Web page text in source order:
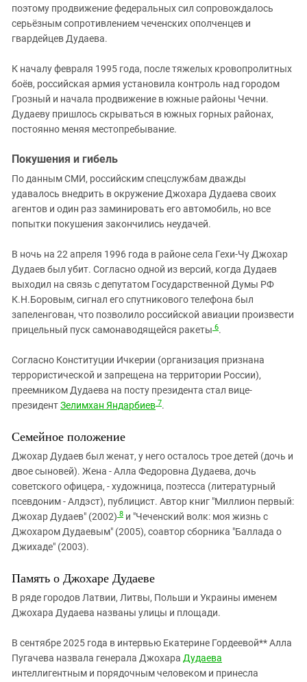
поэтому продвижение федеральных сил сопровождалось
серьёзным сопротивлением чеченских ополченцев и
гвардейцев Дудаева.
К началу февраля 1995 года, после тяжелых кровопролитных
боёв, российская армия установила контроль над городом
Грозный и начала продвижение в южные районы Чечни.
Дудаеву пришлось скрываться в южных горных районах,
постоянно меняя местопребывание.
Покушения и гибель
По данным СМИ, российским спецслужбам дважды
удавалось внедрить в окружение Джохара Дудаева своих
агентов и один раз заминировать его автомобиль, но все
попытки покушения закончились неудачей.
В ночь на 22 апреля 1996 года в районе села Гехи-Чу Джохар
Дудаев был убит. Согласно одной из версий, когда Дудаев
выходил на связь с депутатом Государственной Думы РФ
К.Н.Боровым, сигнал его спутникового телефона был
запеленгован, что позволило российской авиации произвести
прицельный пуск самонаводящейся ракеты 6.
Согласно Конституции Ичкерии (организация признана
террористической и запрещена на территории России),
преемником Дудаева на посту президента стал вице-
президентЗелимхан Яндарбиев 7.
Семейное положение
Джохар Дудаев был женат, у него осталось трое детей (дочь и
двое сыновей). Жена - Алла Федоровна Дудаева, дочь
советского офицера, - художница, поэтесса (литературный
псевдоним - Алдэст), публицист. Автор книг "Миллион первый:
Джохар Дудаев" (2002) 8 и "Чеченский волк: моя жизнь с
Джохаром Дудаевым" (2005), соавтор сборника "Баллада о
Джихаде" (2003).
Память о Джохаре Дудаеве
В ряде городов Латвии, Литвы, Польши и Украины именем
Джохара Дудаева названы улицы и площади.
В сентябре 2025 года в интервью Екатерине Гордеевой** Алла
Пугачева назвала генерала Джохара Дудаева
интеллигентным и порядочным человеком и принесла